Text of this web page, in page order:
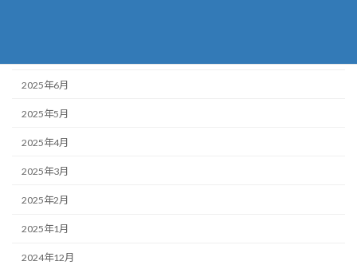
2025年6月
2025年5月
2025年4月
2025年3月
2025年2月
2025年1月
2024年12月